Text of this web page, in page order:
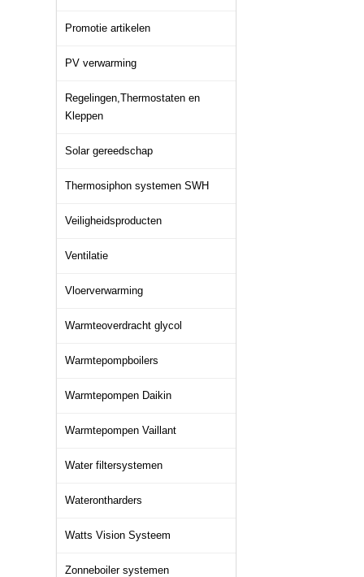
Promotie artikelen
PV verwarming
Regelingen,Thermostaten en
Kleppen
Solar gereedschap
Thermosiphon systemen SWH
Veiligheidsproducten
Ventilatie
Vloerverwarming
Warmteoverdracht glycol
Warmtepompboilers
Warmtepompen Daikin
Warmtepompen Vaillant
Water filtersystemen
Waterontharders
Watts Vision Systeem
Zonneboiler systemen